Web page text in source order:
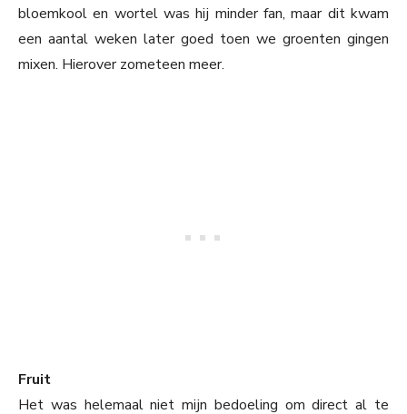
bloemkool en wortel was hij minder fan, maar dit kwam
een aantal weken later goed toen we groenten gingen
mixen. Hierover zometeen meer.
Fruit
Het was helemaal niet mijn bedoeling om direct al te